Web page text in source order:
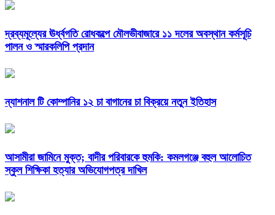
দ্রব্যমূল্যের ঊর্ধ্বগতি রোধকল্পে মৌলভীবাজারে ১১ দলের অবস্থান কর্মসূচি
পালন ও স্মারকলিপি প্রদান
ন্যাশনাল টি কোম্পানির ১২ চা বাগানের চা বিক্রয়ে নতুন ইতিহাস
আসামীরা জামিনে মুক্ত; বাদীর পরিবারকে হুমকি: কমলগঞ্জে বহুল আলোচিত
স্কুল শিক্ষিকা হত্যার অভিযোগপত্র দাখিল